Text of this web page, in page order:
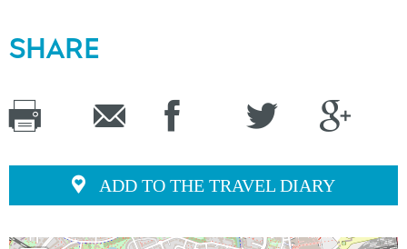
SHARE
ADD TO THE TRAVEL DIARY